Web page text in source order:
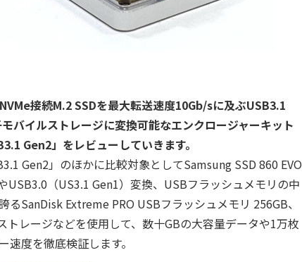
接続M.2 SSDを最大転送速度10Gb/sに及ぶUSB3.1
バイルストレージに変換可能なエンクロージャーキット
Gen2」をレビューしていきます。
Gen2」のほかに比較対象としてSamsung SSD 860 EVO
USB3.0（US3.1 Gen1）変換、USBフラッシュメモリの中
るSanDisk Extreme PRO USBフラッシュメモリ 256GB、
レージなどを使用して、数十GBの大容量データや1万枚
度を徹底検証します。